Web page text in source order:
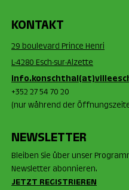
KONTAKT
29 boulevard Prince Henri
L-4280 Esch-sur-Alzette
+352 27 54 70 20
(nur während der
NEWSLETTER
Bleiben Sie über unser
Newsletter abonnieren.
JETZT REGISTRIEREN